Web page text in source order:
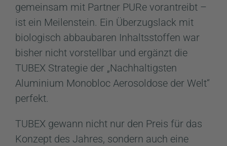
gemeinsam mit Partner PURe vorantreibt –
ist ein Meilenstein. Ein Überzugslack mit
biologisch abbaubaren Inhaltsstoffen war
bisher nicht vorstellbar und ergänzt die
TUBEX Strategie der „Nachhaltigsten
Aluminium Monobloc Aerosoldose der Welt“
perfekt.
TUBEX gewann nicht nur den Preis für das
Konzept des Jahres, sondern auch eine